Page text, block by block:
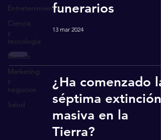
Entretenimiento
Ciencia
y
tecnología
México
Marketing
y
negocios
Salud
funerarios
13 mar 2024
¿Ha comenzado la
séptima extinción
masiva en la
Tierra?